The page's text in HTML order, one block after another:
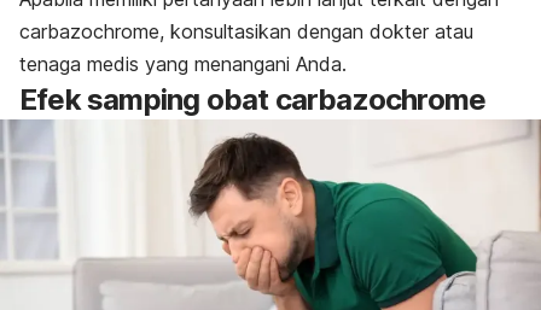
carbazochrome, konsultasikan dengan dokter atau
tenaga medis yang menangani Anda.
Efek samping obat carbazochrome